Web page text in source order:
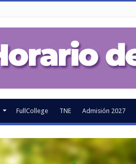
FullCollege TNE Admisión 2027